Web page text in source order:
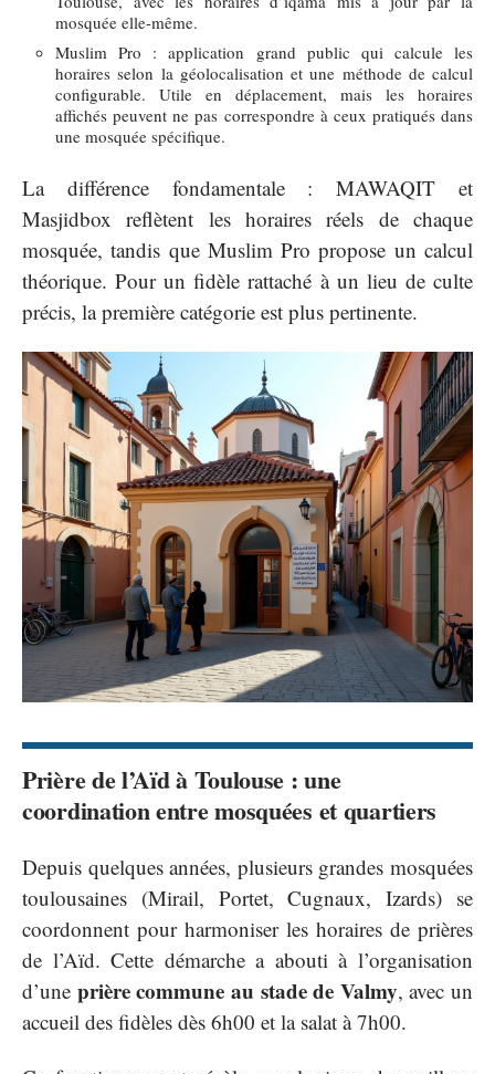
mosquée elle-même.
Muslim Pro : application grand public qui calcule les
horaires selon la géolocalisation et une méthode de calcul
configurable. Utile en déplacement, mais les horaires
affichés peuvent ne pas correspondre à ceux pratiqués dans
une mosquée spécifique.
La différence fondamentale : MAWAQIT et
Masjidbox reflètent les horaires réels de chaque
mosquée, tandis que Muslim Pro propose un calcul
théorique. Pour un fidèle rattaché à un lieu de culte
précis, la première catégorie est plus pertinente.
Prière de l’Aïd à Toulouse : une
coordination entre mosquées et quartiers
Depuis quelques années, plusieurs grandes mosquées
toulousaines (Mirail, Portet, Cugnaux, Izards) se
coordonnent pour harmoniser les horaires de prières
de l’Aïd. Cette démarche a abouti à l’organisation
d’une prière commune au stade de Valmy, avec un
accueil des fidèles dès 6h00 et la salat à 7h00.